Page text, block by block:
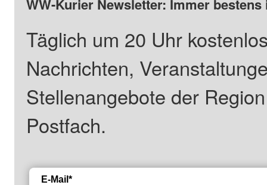
WW-Kurier Newsletter: Immer
Täglich um 20 Uhr
Nachrichten,
Stellenangebote der
Postfach.
E-Mail*